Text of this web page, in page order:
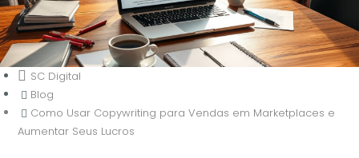
SC Digital
Blog
Como Usar Copywriting para Vendas em Marketplaces e
Aumentar Seus Lucros